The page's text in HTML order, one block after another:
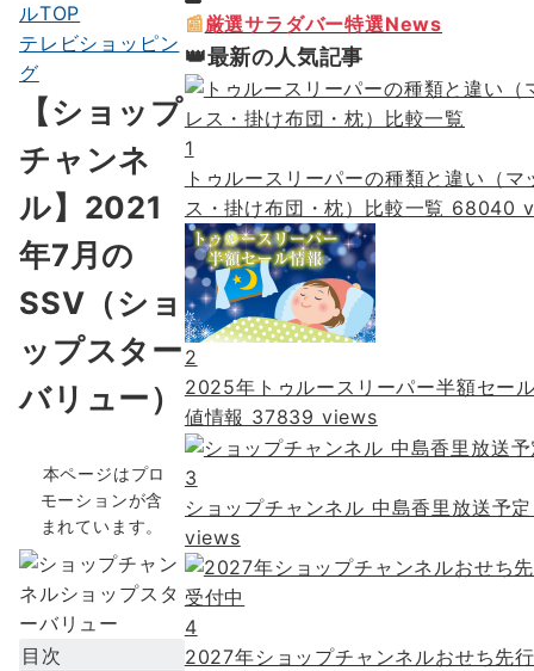
ルTOP
テレビショッピン
グ
【ショップ
チャンネ
ル】2021
年7月の
SSV（ショ
ップスター
バリュー）
本ページはプロ
モーションが含
まれています。
目次
📰厳選サラダバー特選News
👑最新の人気記事
1
トゥルースリーパーの種類と違い（マ
ス・掛け布団・枕）比較一覧 68040
2
2025年トゥルースリーパー半額セー
値情報 37839 views
3
ショップチャンネル 中島香里放送予
views
4
2027年ショップチャンネルおせち先